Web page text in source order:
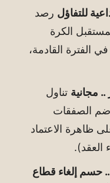
للتفاؤل رصد
الكرة
الفترة القادمة،
مجانية تناول
ضم الصفقات
ظاهرة الاعتماد
العقد).
.. حسم إلغاء قطاع